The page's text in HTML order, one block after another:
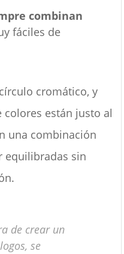
combinan
fáciles de
cromático, y
están justo al
una combinación
equilibradas sin
de crear un
se